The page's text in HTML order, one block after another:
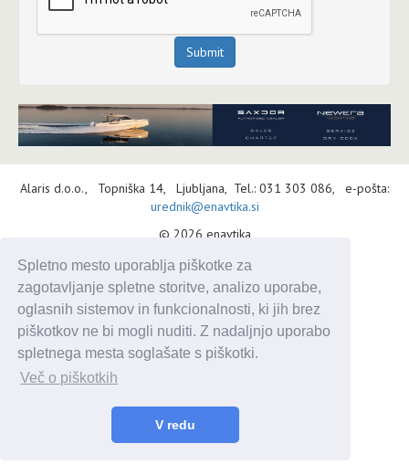
Spletno mesto uporablja piškotke za
zagotavljanje spletne storitve, analizo uporabe,
oglasnih sistemov in funkcionalnosti, ki jih brez
piškotkov ne bi mogli nuditi. Z nadaljnjo uporabo
spletnega mesta soglašate s piškotki.
Več o piškotkih
V redu
Submit
Alaris d.o.o., Topniška 14, Ljubljana, Tel.: 031 303 086, e-pošta:
urednik@enavtika.si
© 2026 enavtika
Zaštita podataka|Uvjeti korištenja